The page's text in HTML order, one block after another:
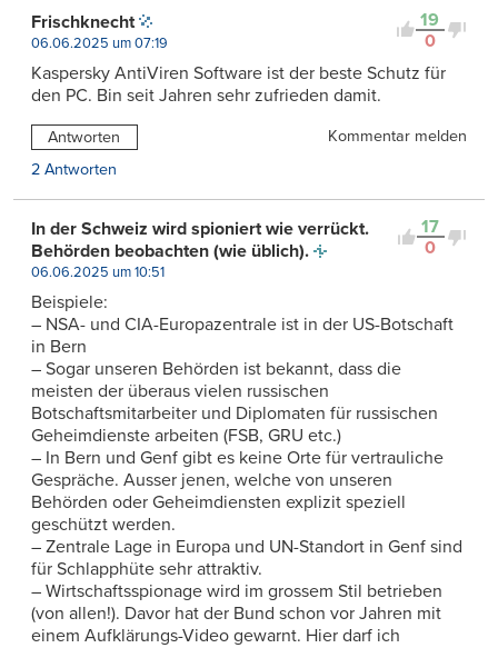
19
0
Frischknecht
06.06.2025 um 07:19
Kaspersky AntiViren Software ist der beste Schutz für
den PC. Bin seit Jahren sehr zufrieden damit.
Antworten
Kommentar melden
2 Antworten
17
0
In der Schweiz wird spioniert wie verrückt.
Behörden beobachten (wie üblich).
06.06.2025 um 10:51
Beispiele:
– NSA- und CIA-Europazentrale ist in der US-Botschaft
in Bern
– Sogar unseren Behörden ist bekannt, dass die
meisten der überaus vielen russischen
Botschaftsmitarbeiter und Diplomaten für russischen
Geheimdienste arbeiten (FSB, GRU etc.)
– In Bern und Genf gibt es keine Orte für vertrauliche
Gespräche. Ausser jenen, welche von unseren
Behörden oder Geheimdiensten explizit speziell
geschützt werden.
– Zentrale Lage in Europa und UN-Standort in Genf sind
für Schlapphüte sehr attraktiv.
– Wirtschaftsspionage wird im grossem Stil betrieben
(von allen!). Davor hat der Bund schon vor Jahren mit
einem Aufklärungs-Video gewarnt. Hier darf ich